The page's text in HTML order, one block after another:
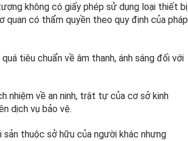
không có giấy phép sử dụng loại thiết bị
quan có thẩm quyền theo quy định của pháp
tiêu chuẩn về âm thanh, ánh sáng đối với
nhiệm về an ninh, trật tự của cơ sở kinh
dịch vụ bảo vệ.
thuộc sở hữu của người khác nhưng